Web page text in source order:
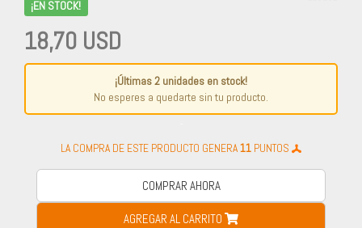
¡EN STOCK!
18,70 USD
¡Últimas 2 unidades en stock!
No esperes a quedarte sin tu producto.
LA COMPRA DE ESTE PRODUCTO GENERA11 PUNTOS
COMPRAR AHORA
AGREGAR AL CARRITO